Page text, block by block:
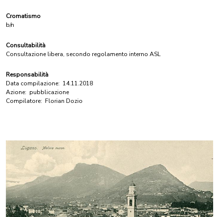
Cromatismo
b/n
Consultabilità
Consultazione libera, secondo regolamento interno ASL
Responsabilità
Data compilazione: 14.11.2018
Azione: pubblicazione
Compilatore: Florian Dozio